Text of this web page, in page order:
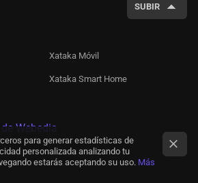
SUBIR
Xataka Móvil
Xataka Smart Home
Webedia
para generar estadísticas de
personalizada analizando tu
estarás aceptando su uso. Más